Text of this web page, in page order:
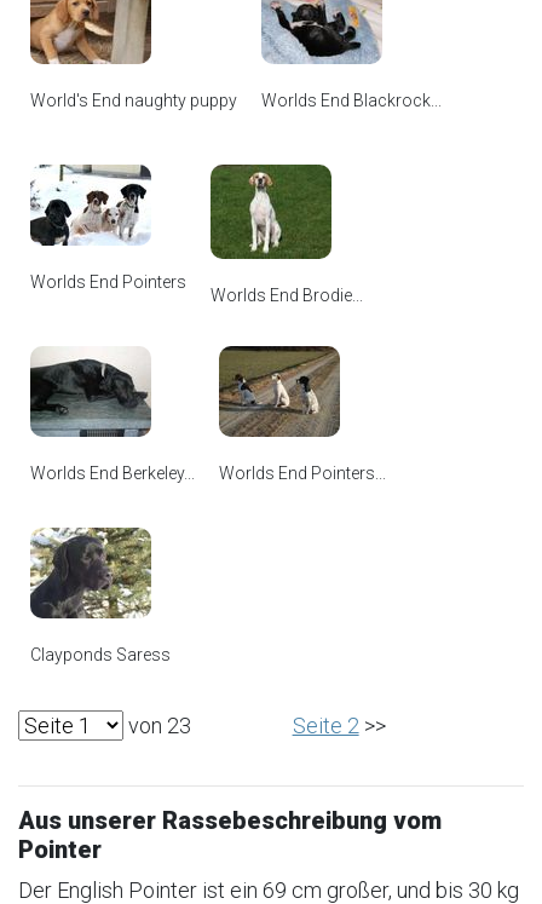
World's End naughty puppy Worlds End Blackrock...
Worlds End Pointers
Worlds End Brodie...
Worlds End Berkeley... Worlds End Pointers...
Clayponds Saress
von 23 Seite 2 >>
Aus unserer Rassebeschreibung vom
Pointer
Der English Pointer ist ein 69 cm großer, und bis 30 kg